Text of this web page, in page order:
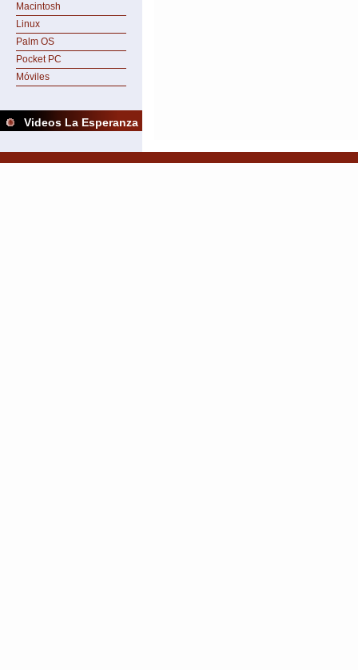
Macintosh
Linux
Palm OS
Pocket PC
Móviles
Videos La Esperanza